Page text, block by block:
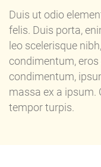
Duis ut odio
felis. Duis porta,
leo scelerisque
condimentum,
condimentum,
massa ex a ipsum.
tempor turpis.